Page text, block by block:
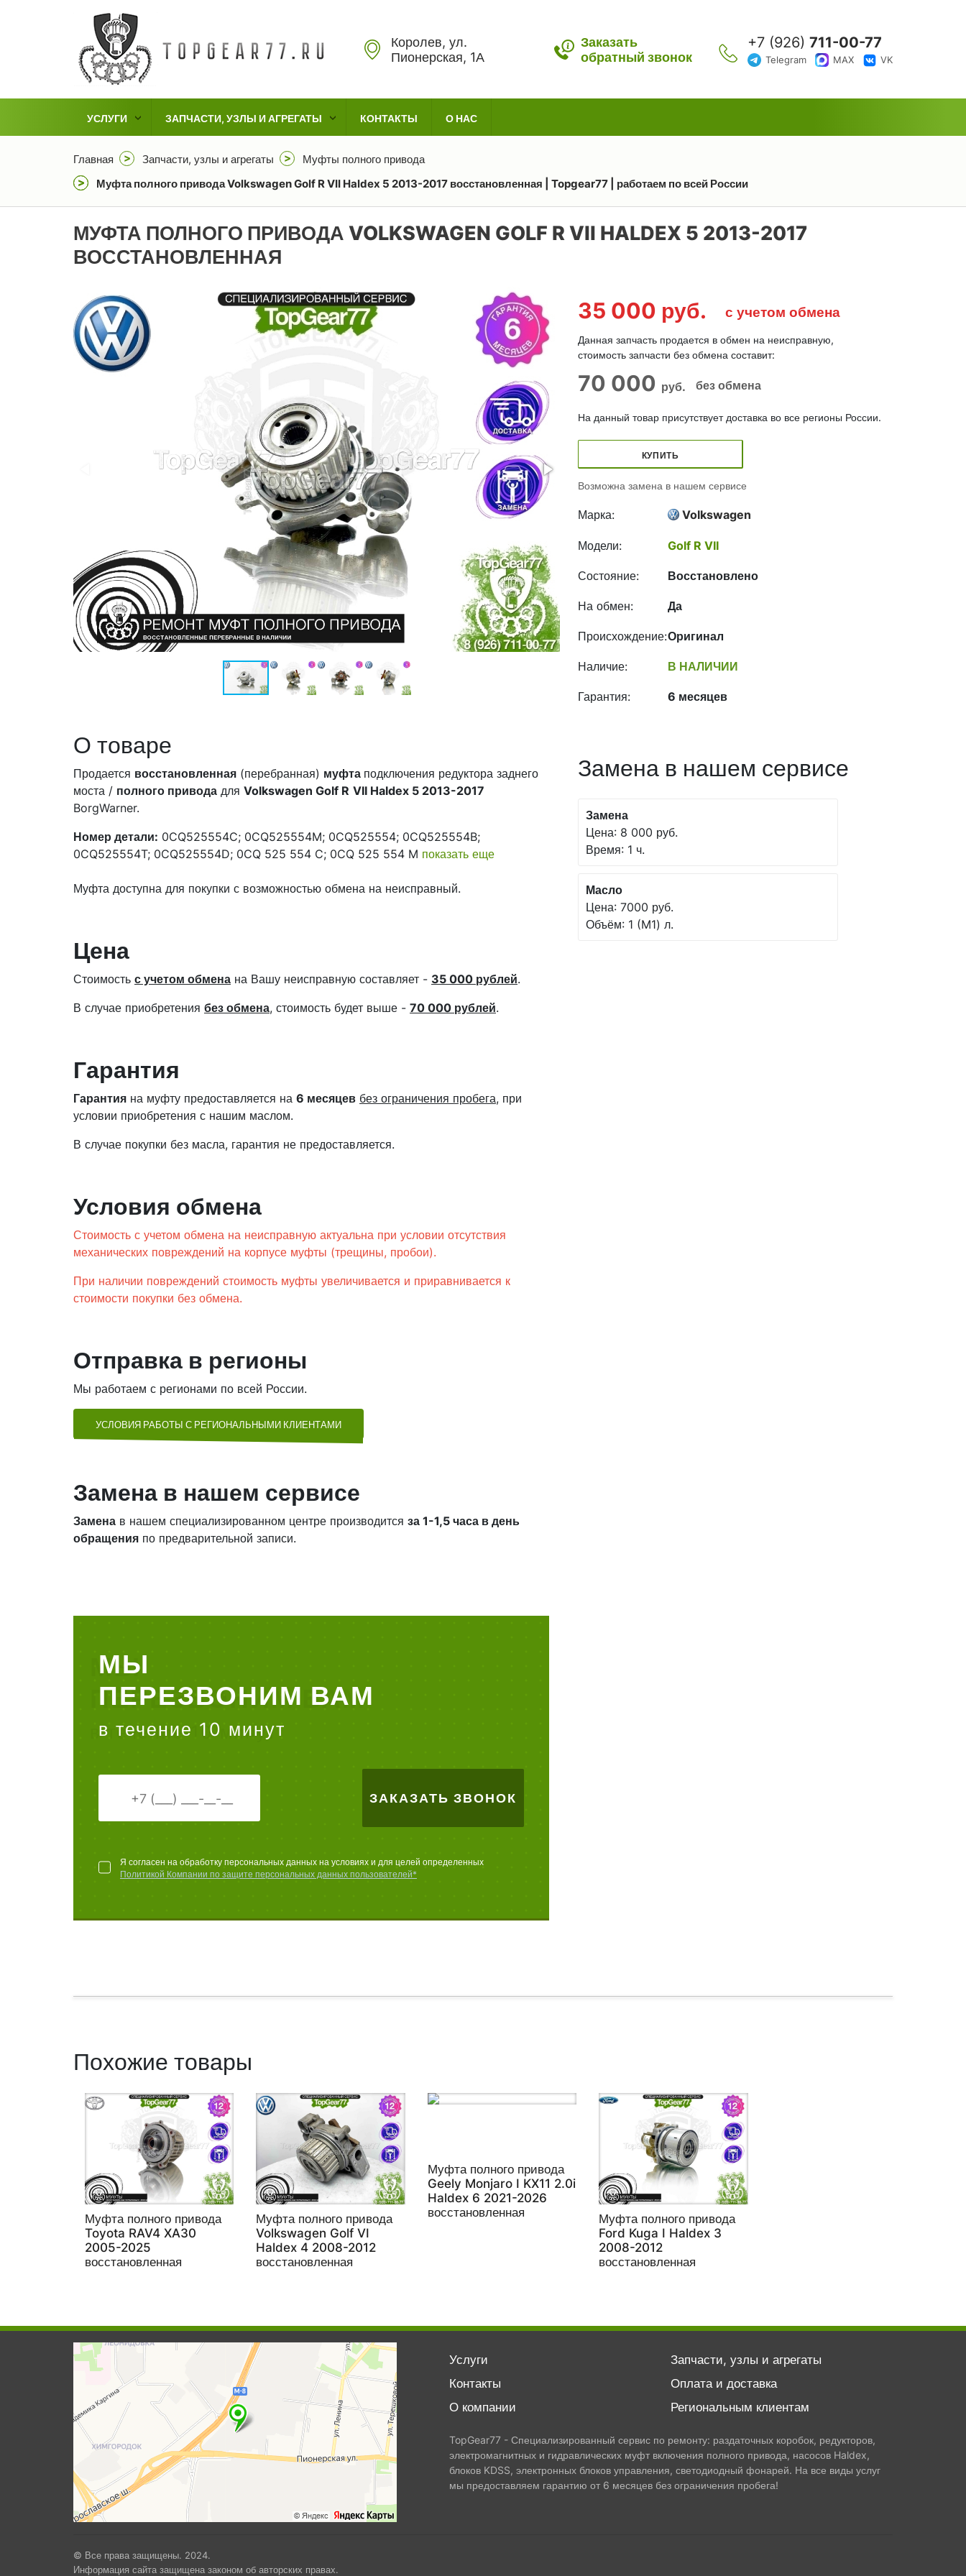
Королев, ул.
Пионерская, 1А
Заказать
обратный звонок
+7 (926) 711-00-77
Telegram MAX VK
УСЛУГИ ЗАПЧАСТИ, УЗЛЫ И АГРЕГАТЫ КОНТАКТЫ О НАС
Главная Запчасти, узлы и агрегаты
Муфты полного привода
Муфта полного привода Volkswagen Golf R VII Haldex 5 2013-2017 восстановленная | Topgear77 | работаем по всей России
МУФТА ПОЛНОГО ПРИВОДА VOLKSWAGEN GOLF R VII HALDEX 5 2013-2017
ВОССТАНОВЛЕННАЯ
35 000 руб. с учетом обмена
Данная запчасть продается в обмен на неисправную,
стоимость запчасти без обмена составит:
70 000 руб. без обмена
На данный товар присутствует доставка во все регионы России.
КУПИТЬ
Возможна замена в нашем сервисе
Марка: Volkswagen
Модели: Golf R VII
Состояние: Восстановлено
На обмен: Да
Происхождение:Оригинал
Наличие: В НАЛИЧИИ
Гарантия: 6 месяцев
О товаре
Продается восстановленная (перебранная) муфта подключения редуктора заднего
моста / полного привода для Volkswagen Golf R VII Haldex 5 2013-2017
BorgWarner.
Номер детали: 0CQ525554C; 0CQ525554M; 0CQ525554; 0CQ525554B;
0CQ525554T; 0CQ525554D; 0CQ 525 554 C; 0CQ 525 554 M показать еще
Муфта доступна для покупки с возможностью обмена на неисправный.
Цена
Стоимость с учетом обмена на Вашу неисправную составляет - 35 000 рублей.
В случае приобретения без обмена, стоимость будет выше - 70 000 рублей.
Гарантия
Гарантия на муфту предоставляется на 6 месяцев без ограничения пробега, при
условии приобретения с нашим маслом.
В случае покупки без масла, гарантия не предоставляется.
Условия обмена
Стоимость с учетом обмена на неисправную актуальна при условии отсутствия
механических повреждений на корпусе муфты (трещины, пробои).
При наличии повреждений стоимость муфты увеличивается и приравнивается к
стоимости покупки без обмена.
Отправка в регионы
Мы работаем с регионами по всей России.
УСЛОВИЯ РАБОТЫ С РЕГИОНАЛЬНЫМИ КЛИЕНТАМИ
Замена в нашем сервисе
Замена в нашем специализированном центре производится за 1-1,5 часа в день
обращения по предварительной записи.
МЫ
ПЕРЕЗВОНИМ ВАМ
в течение 10 минут
ЗАКАЗАТЬ ЗВОНОК
Я согласен на обработку персональных данных на условиях и для целей определенных
Политикой Компании по защите персональных данных пользователей*
Замена в нашем сервисе
Замена
Цена: 8 000 руб.
Время: 1 ч.
Масло
Цена: 7000 руб.
Объём: 1 (M1) л.
Похожие товары
Муфта полного привода
Toyota RAV4 XA30
2005-2025
восстановленная
Муфта полного привода
Volkswagen Golf VI
Haldex 4 2008-2012
восстановленная
Муфта полного привода
Geely Monjaro I KX11 2.0i
Haldex 6 2021-2026
восстановленная
Муфта полного привода
Ford Kuga I Haldex 3
2008-2012
восстановленная
Услуги
Запчасти, узлы и агрегаты
Контакты
Оплата и доставка
О компании
Региональным клиентам
TopGear77 - Специализированный сервис по ремонту: раздаточных коробок, редукторов,
электромагнитных и гидравлических муфт включения полного привода, насосов Haldex,
блоков KDSS, электронных блоков управления, светодиодный фонарей. На все виды услуг
мы предоставляем гарантию от 6 месяцев без ограничения пробега!
© Все права защищены. 2024.
Информация сайта защищена законом об авторских правах.